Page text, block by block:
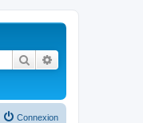
Rechercher
Connexion